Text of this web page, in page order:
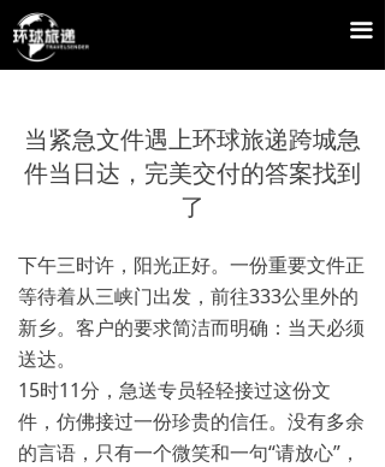
끀
当紧急文件遇上环球旅递跨城急
件当日达，完美交付的答案找到
了
下午三时许，阳光正好。一份重要文件正
等待着从三峡门出发，前往333公里外的
新乡。客户的要求简洁而明确：当天必须
送达。
15时11分，急送专员轻轻接过这份文
件，仿佛接过一份珍贵的信任。没有多余
的言语，只有一个微笑和一句“请放心”，